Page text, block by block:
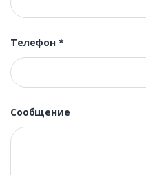
Телефон *
Сообщение